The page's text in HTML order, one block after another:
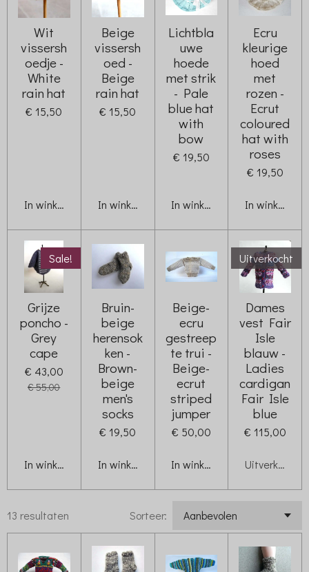
Wit
vissersh
oedje -
White
rain hat
€ 15,50
In winkelwagen
Beige
vissersh
oed -
Beige
rain hat
€ 15,50
In winkelwagen
Lichtbla
uwe
hoede
met strik
- Pale
blue hat
with
bow
€ 19,50
In winkelwagen
Ecru
kleurige
hoed
met
rozen -
Ecrut
coloured
hat with
roses
€ 19,50
In
Sale!
Grijze
poncho -
Grey
cape
€ 43,00
€ 55,00
In winkelwagen
Bruin-
beige
herensok
ken -
Brown-
beige
men's
socks
€ 19,50
In winkelwagen
Beige-
ecru
gestreep
te trui -
Beige-
ecrut
striped
jumper
€ 50,00
In winkelwagen
Uitverkocht
Dames
vest Fair
Isle
blauw -
Ladies
cardigan
Fair Isle
blue
€ 115,00
Uitverkocht
13 resultaten Sorteer: